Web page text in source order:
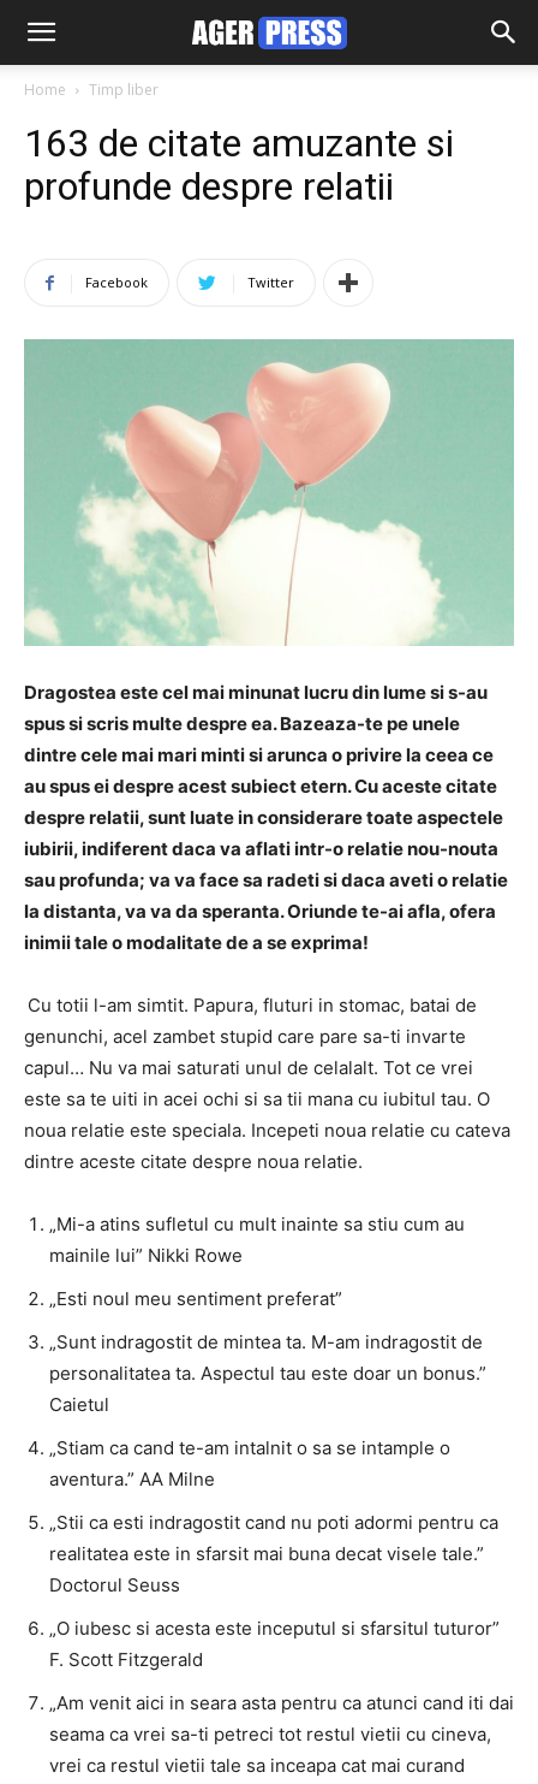
Home Timp liber
163 de citate amuzante si
profunde despre relatii
Facebook Twitter
Dragostea este cel mai minunat lucru din lume si s-au
spus si scris multe despre ea. Bazeaza-te pe unele
dintre cele mai mari minti si arunca o privire la ceea ce
au spus ei despre acest subiect etern. Cu aceste citate
despre relatii, sunt luate in considerare toate aspectele
iubirii, indiferent daca va aflati intr-o relatie nou-nouta
sau profunda; va va face sa radeti si daca aveti o relatie
la distanta, va va da speranta. Oriunde te-ai afla, ofera
inimii tale o modalitate de a se exprima!
Cu totii l-am simtit. Papura, fluturi in stomac, batai de
genunchi, acel zambet stupid care pare sa-ti invarte
capul… Nu va mai saturati unul de celalalt. Tot ce vrei
este sa te uiti in acei ochi si sa tii mana cu iubitul tau. O
noua relatie este speciala. Incepeti noua relatie cu cateva
dintre aceste citate despre noua relatie.
„Mi-a atins sufletul cu mult inainte sa stiu cum au
mainile lui” Nikki Rowe
„Esti noul meu sentiment preferat”
„Sunt indragostit de mintea ta. M-am indragostit de
personalitatea ta. Aspectul tau este doar un bonus.”
Caietul
„Stiam ca cand te-am intalnit o sa se intample o
aventura.” AA Milne
„Stii ca esti indragostit cand nu poti adormi pentru ca
realitatea este in sfarsit mai buna decat visele tale.”
Doctorul Seuss
„O iubesc si acesta este inceputul si sfarsitul tuturor”
F. Scott Fitzgerald
„Am venit aici in seara asta pentru ca atunci cand iti dai
seama ca vrei sa-ti petreci tot restul vietii cu cineva,
vrei ca restul vietii tale sa inceapa cat mai curand